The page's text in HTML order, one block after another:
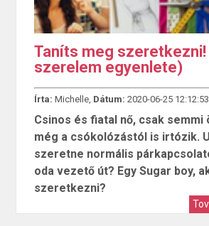
Taníts meg szeretkezni!
szerelem egyenlete)
Írta: Michelle, Dátum: 2020-06-25 12:12:53,
Csinos és fiatal nő, csak semmi
még a csókolózástól is irtózik.
szeretne normális
oda vezető út? Egy Sugar boy,
szeretkezni?